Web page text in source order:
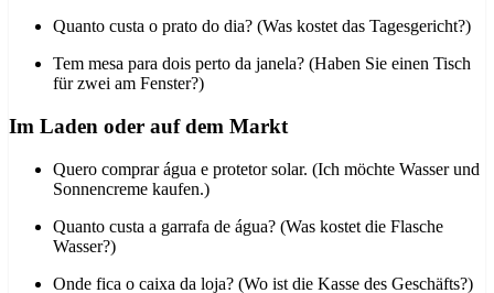
Quanto custa o prato do dia? (Was kostet das Tagesgericht?)
Tem mesa para dois perto da janela? (Haben Sie einen Tisch
für zwei am Fenster?)
Im Laden oder auf dem Markt
Quero comprar água e protetor solar. (Ich möchte Wasser und
Sonnencreme kaufen.)
Quanto custa a garrafa de água? (Was kostet die Flasche
Wasser?)
Onde fica o caixa da loja? (Wo ist die Kasse des Geschäfts?)